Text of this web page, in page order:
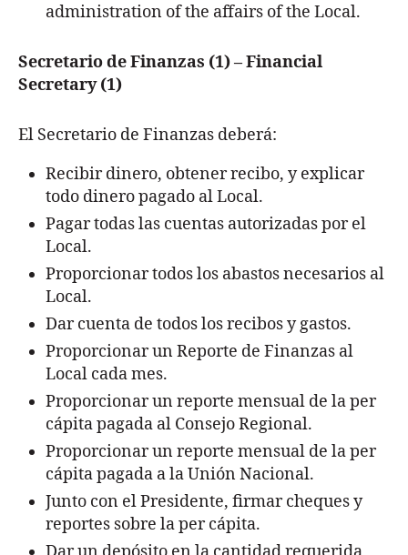
administration of the affairs of the Local.
Secretario de Finanzas (1) – Financial
Secretary (1)
El Secretario de Finanzas deberá:
Recibir dinero, obtener recibo, y explicar
todo dinero pagado al Local.
Pagar todas las cuentas autorizadas por el
Local.
Proporcionar todos los abastos necesarios al
Local.
Dar cuenta de todos los recibos y gastos.
Proporcionar un Reporte de Finanzas al
Local cada mes.
Proporcionar un reporte mensual de la per
cápita pagada al Consejo Regional.
Proporcionar un reporte mensual de la per
cápita pagada a la Unión Nacional.
Junto con el Presidente, firmar cheques y
reportes sobre la per cápita.